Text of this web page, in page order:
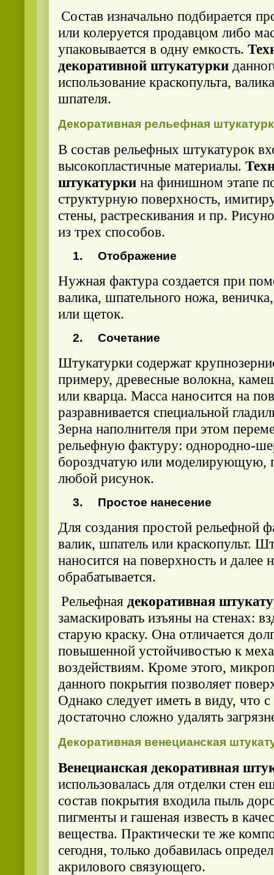
Состав изначально подбирается
или колеруется продавцом либо
упаковывается в одну емкость.
декоративной штукатурки
использование краскопульта,
шпателя.
Декоративная рельефная
В состав рельефных штукатурок
высокопластичные материалы.
штукатурки на финишном этапе
структурную поверхность,
стены, растрескивания и пр.
из трех способов.
1. Отображение
Нужная фактура создается при
валика, шпательного ножа,
или щеток.
2. Сочетание
Штукатурки содержат
примеру, древесные волокна,
или кварца. Масса наносится на
разравнивается специальной
Зерна наполнителя при этом
рельефную фактуру: однородно-
бороздчатую или моделирующую,
любой рисунок.
3. Простое нанесение
Для создания простой рельефной
валик, шпатель или краскопульт.
наносится на поверхность и далее
обрабатывается.
Рельефная декоративная
замаскировать изъяны на стенах:
старую краску. Она отличается
повышенной устойчивостью к
воздействиям. Кроме этого,
данного покрытия позволяет
Однако следует иметь в виду, что
достаточно сложно удалять
Декоративная венецианская
Венецианская декоративная
использовалась для отделки стен
состав покрытия входила пыль
пигменты и гашеная известь в
вещества. Практически те же
сегодня, только добавилась
акрилового связующего.